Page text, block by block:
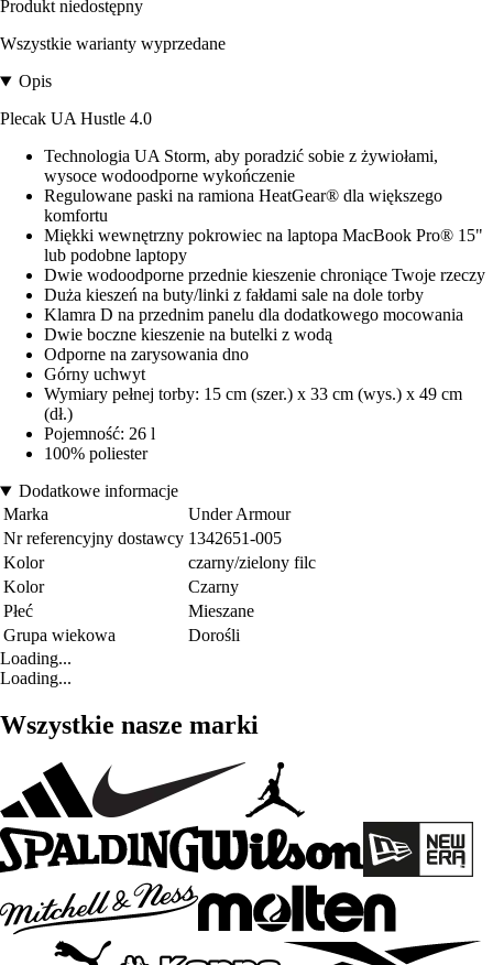
Produkt niedostępny
Wszystkie warianty wyprzedane
Opis
Plecak UA Hustle 4.0
Technologia UA Storm, aby poradzić sobie z żywiołami,
wysoce wodoodporne wykończenie
Regulowane paski na ramiona HeatGear® dla większego
komfortu
Miękki wewnętrzny pokrowiec na laptopa MacBook Pro® 15"
lub podobne laptopy
Dwie wodoodporne przednie kieszenie chroniące Twoje rzeczy
Duża kieszeń na buty/linki z fałdami sale na dole torby
Klamra D na przednim panelu dla dodatkowego mocowania
Dwie boczne kieszenie na butelki z wodą
Odporne na zarysowania dno
Górny uchwyt
Wymiary pełnej torby: 15 cm (szer.) x 33 cm (wys.) x 49 cm
(dł.)
Pojemność: 26 l
100% poliester
Dodatkowe informacje
Marka
Under Armour
Nr referencyjny dostawcy 1342651-005
Kolor
czarny/zielony filc
Kolor
Czarny
Płeć
Mieszane
Grupa wiekowa
Dorośli
Loading...
Loading...
Wszystkie nasze marki